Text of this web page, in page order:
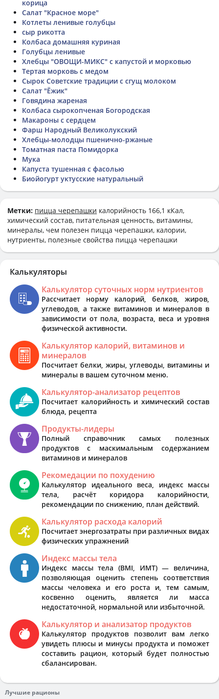
корица
Салат "Красное море"
Котлеты ленивые голубцы
сыр рикотта
Колбаса домашняя куриная
Голубцы ленивые
Хлебцы "ОВОЩИ-МИКС" с капустой и морковью
Тертая морковь с медом
Сырок Советские традиции с сгущ молоком
Салат "Ёжик"
Говядина жареная
Колбаса сырокопченая Богородская
Макароны с сердцем
Фарш Народный Великолукский
Хлебцы-молодцы пшенично-ржаные
Томатная паста Помидорка
Мука
Капуста тушенная с фасолью
Биойогурт уктусские натуральный
Метки: пицца черепашки калорийность 166,1 кКал,
химический состав, питательная ценность, витамины,
минералы, чем полезен пицца черепашки, калории,
нутриенты, полезные свойства пицца черепашки
Калькуляторы
Калькулятор суточных норм нутриентов
Рассчитает норму калорий, белков, жиров,
углеводов, а также витаминов и минералов в
зависимости от пола, возраста, веса и уровня
физической активности.
Калькулятор калорий, витаминов и
минералов
Посчитает белки, жиры, углеводы, витамины и
минералы в вашем суточном меню.
Калькулятор-анализатор рецептов
Посчитает калорийность и химический состав
блюда, рецепта
Продукты-лидеры
Полный справочник самых полезных
продуктов с маскимальным содержанием
витаминов и минералов
Рекомедации по похудению
Калькулятор идеального веса, индекс массы
тела, расчёт коридора калорийности,
рекомендации по снижению, план действий.
Калькулятор расхода калорий
Посчитает энергозатраты при различных видах
физических упражнений
Индекс массы тела
Индекс массы тела (BMI, ИМТ) — величина,
позволяющая оценить степень соответствия
массы человека и его роста и, тем самым,
косвенно оценить, является ли масса
недостаточной, нормальной или избыточной.
Калькулятор и анализатор продуктов
Калькулятор продуктов позволит вам легко
увидеть плюсы и минусы продукта и поможет
составить рацион, который будет полностью
сбалансирован.
Лучшие рационы